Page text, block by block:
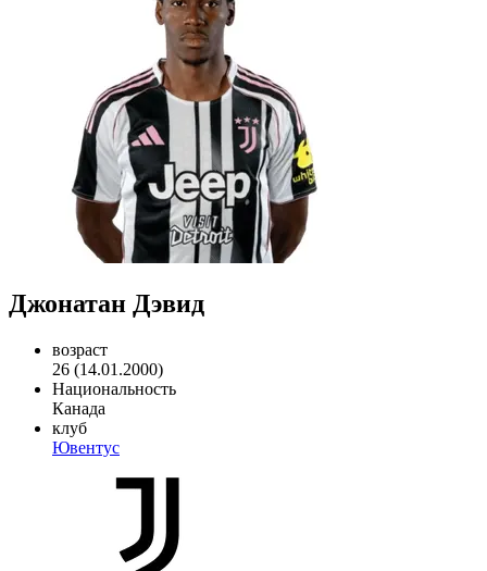
Джонатан Дэвид
возраст
26 (14.01.2000)
Национальность
Канада
клуб
Ювентус